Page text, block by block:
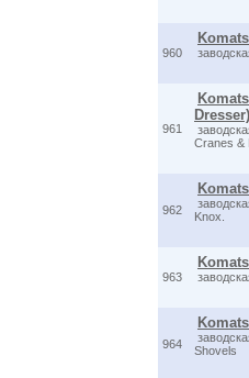
960
961
Dresser)
Cranes &
962
Knox.
963
964
Shovels